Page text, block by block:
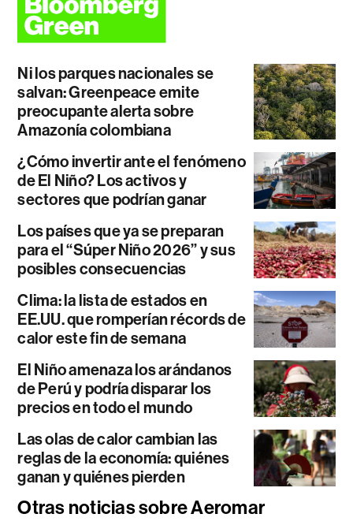
Ni los parques nacionales se
salvan: Greenpeace emite
preocupante alerta sobre
Amazonía colombiana
¿Cómo invertir ante el fenómeno
de El Niño? Los activos y
sectores que podrían ganar
Los países que ya se preparan
para el “Súper Niño 2026” y sus
posibles consecuencias
Clima: la lista de estados en
EE.UU. que romperían récords de
calor este fin de semana
El Niño amenaza los arándanos
de Perú y podría disparar los
precios en todo el mundo
Las olas de calor cambian las
reglas de la economía: quiénes
ganan y quiénes pierden
Otras noticias sobre Aeromar